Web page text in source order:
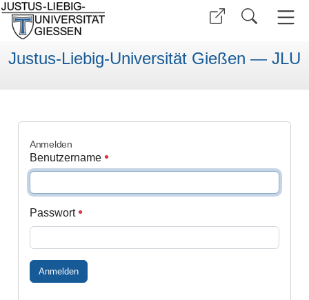
Justus-Liebig-Universität Gießen — JLU
Anmelden
Benutzername
Passwort
Anmelden